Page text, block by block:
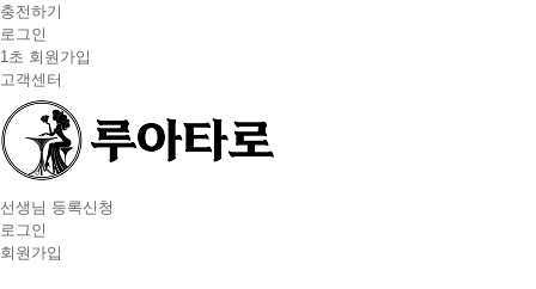
충전하기
로그인
1초 회원가입
고객센터
선생님 등록신청
로그인
회원가입